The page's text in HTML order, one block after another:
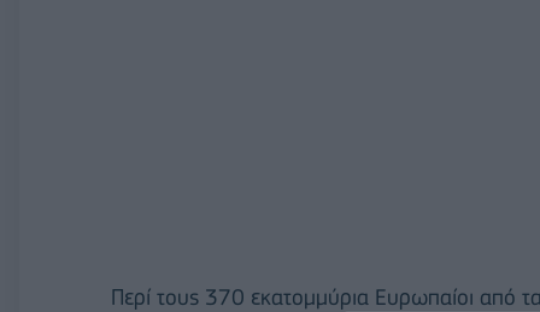
Περί τους 370 εκατομμύρια Ευρωπαίοι από